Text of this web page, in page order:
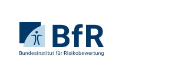
Seiteninhalt
springenStartseite
von